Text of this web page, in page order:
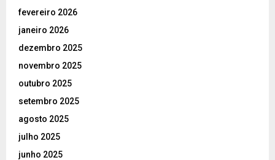
fevereiro 2026
janeiro 2026
dezembro 2025
novembro 2025
outubro 2025
setembro 2025
agosto 2025
julho 2025
junho 2025